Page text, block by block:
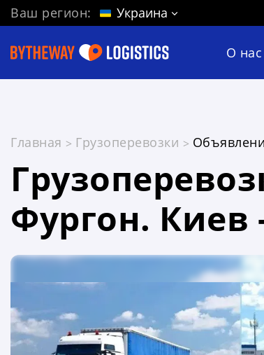
Ваш регион: Украина
О нас
Главная Грузоперевозки
Фургон.